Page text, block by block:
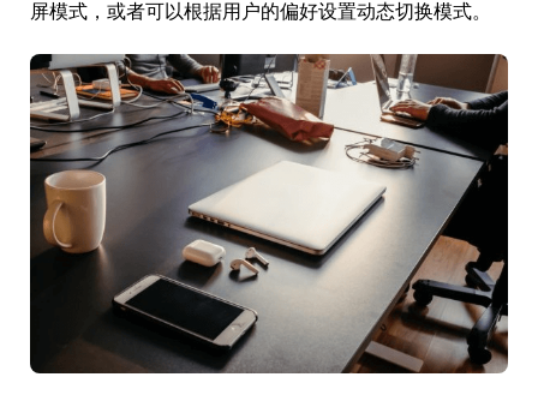
屏模式，或者可以根据用户的偏好设置动态切换模式。